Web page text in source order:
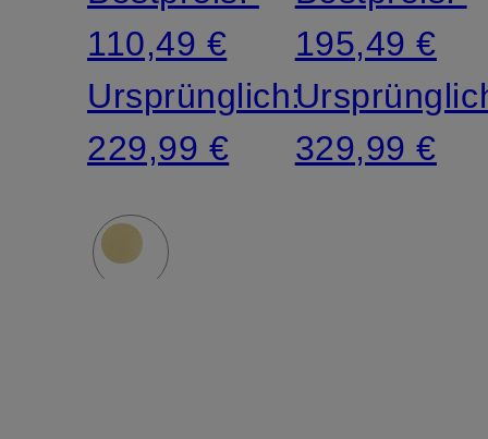
110,49 €
Ursprünglich:
229,99 €
195,49 €
329,99 €